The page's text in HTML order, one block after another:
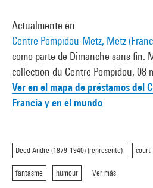
Actualmente en
Centre Pompidou-Metz, Metz
como parte de Dimanche sans fin.
collection du Centre Pompidou, 08
Ver en el mapa de préstamos del
Francia y en el mundo
Deed André (1879-1940) (représenté)
fantasme humour Ver más